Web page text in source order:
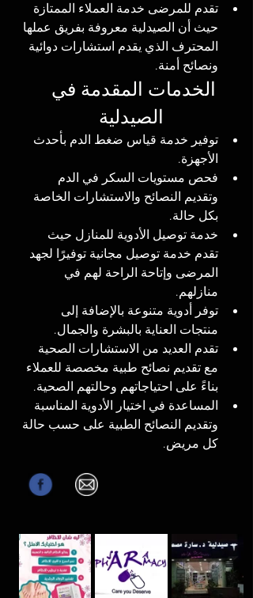
تقدم للمرضى خدمة العملاء الممتازة
حيث أن الصيدلية معروفة بفريق عملها
المحترف الذي يقدم استشارات دوائية
ونصائح أمنة.
الخدمات المقدمة في
الصيدلية
توفير خدمة قياس ضغط الدم بأحدث
الأجهزة.
فحص مستويات السكر في الدم
وتقديم النصائح والاستشارات الخاصة
بكل حالة.
خدمة توصيل الأدوية للمنازل حيث
تقدم خدمة توصيل مجانية توفيرًا لجهد
المرضى وإتاحة الراحة لهم في
منازلهم.
توفر أدوية متنوعة بالإضافة إلى
منتجات العناية بالبشرة والجمال.
تقدم العديد من الاستشارات الصحية
مع تقديم نصائح طبية مخصصة للعملاء
بناءً على احتياجاتهم وحالتهم الصحية.
المساعدة في اختيار الأدوية المناسبة
وتقديم النصائح الطبية على حسب حالة
كل مريض.